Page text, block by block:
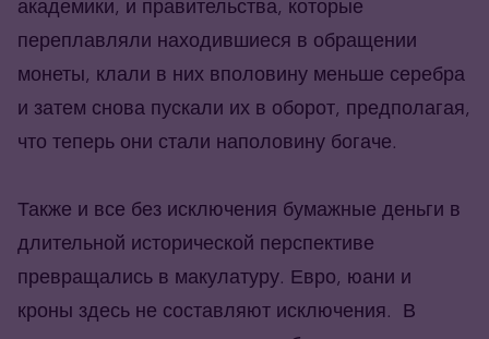
академики, и правительства, которые
переплавляли находившиеся в обращении
монеты, клали в них вполовину меньше серебра
и затем снова пускали их в оборот, предполагая,
что теперь они стали наполовину богаче.
Также и все без исключения бумажные деньги в
длительной исторической перспективе
превращались в макулатуру. Евро, юани и
кроны здесь не составляют исключения. В